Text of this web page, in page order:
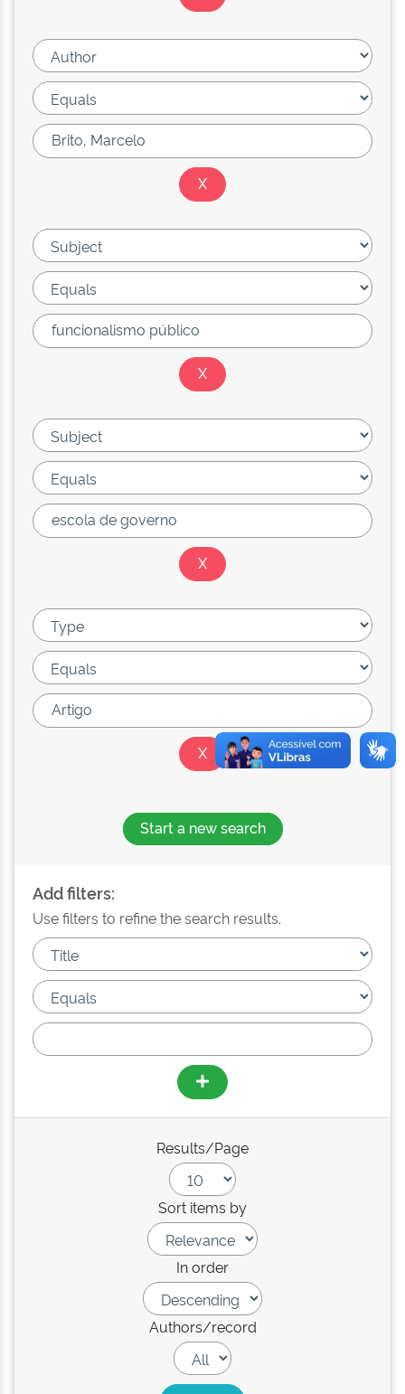
Start a new search
Add filters:
Use filters to refine the search results.
Results/Page
Sort items by
In order
Authors/record